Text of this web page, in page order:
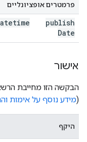
פרמטרים אופציונליים
publish
Date
אישור
הבקשה הזו מחייבת
(מידע נוסף על אימות
היקף